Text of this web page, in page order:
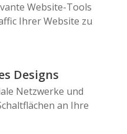
Website-Tools
Ihrer Website zu
Designs
Netzwerke und
an Ihre